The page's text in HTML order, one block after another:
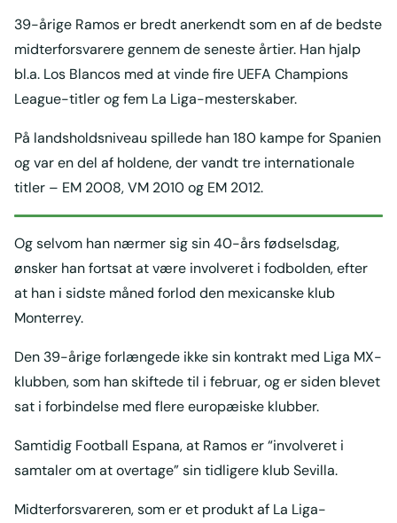
39-årige Ramos er bredt anerkendt som en af de bedste
midterforsvarere gennem de seneste årtier. Han hjalp
bl.a. Los Blancos med at vinde fire UEFA Champions
League-titler og fem La Liga-mesterskaber.
På landsholdsniveau spillede han 180 kampe for Spanien
og var en del af holdene, der vandt tre internationale
titler – EM 2008, VM 2010 og EM 2012.
Og selvom han nærmer sig sin 40-års fødselsdag,
ønsker han fortsat at være involveret i fodbolden, efter
at han i sidste måned forlod den mexicanske klub
Monterrey.
Den 39-årige forlængede ikke sin kontrakt med Liga MX-
klubben, som han skiftede til i februar, og er siden blevet
sat i forbindelse med flere europæiske klubber.
Samtidig Football Espana, at Ramos er “involveret i
samtaler om at overtage” sin tidligere klub Sevilla.
Midterforsvareren, som er et produkt af La Liga-